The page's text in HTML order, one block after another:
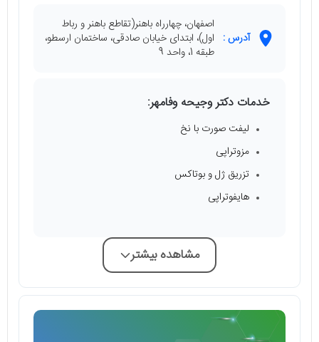
آدرس :
اصفهان، چهارراه باهنر(تقاطع باهنر و رباط
اول)، ابتدای خیابان صادقی، ساختمان ارسطو،
طبقه 1، واحد 9
خدمات دکتر وجیحه وفامهر:
لیفت صورت با نخ
مزوتراپی
تزریق ژل و بوتاکس
هایفوتراپی
مشاهده بیشتر